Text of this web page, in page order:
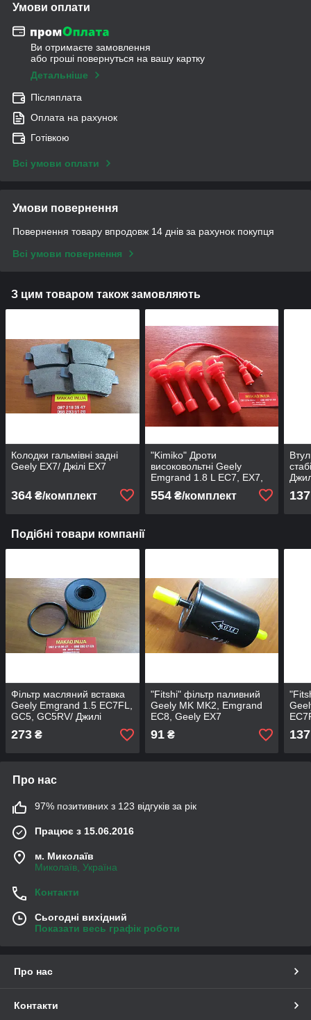
Умови оплати
Ви отримаєте замовлення
або гроші повернуться на вашу картку
Детальніше
Післяплата
Оплата на рахунок
Готівкою
Всі умови оплати
Умови повернення
Повернення товару впродовж 14 днів за рахунок покупця
Всі умови повернення
З цим товаром також замовляють
Колодки гальмівні задні
Geely EX7/ Джілі ЕХ7
364 ₴/комплект
"Kimiko" Дроти
високовольтні Geely
Emgrand 1.8 L EC7, EX7,
554₴/комплект 137
Подібні товари компанії
Фільтр масляний вставка
Geely Emgrand 1.5 EC7FL,
GC5, GC5RV/ Джилі
Емгранд 1.5
273 ₴
"Fitshi" фільтр паливний
Geely MK MK2, Emgrand
EC8, Geely EX7
91₴ 137
Про нас
97% позитивних з 123 відгуків за рік
Працює з 15.06.2016
м. Миколаїв
Миколаїв, Україна
Контакти
Сьогодні вихідний
Показати весь графік роботи
Про нас
Контакти